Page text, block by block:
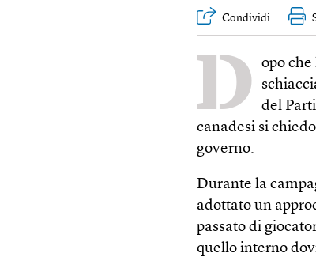
Condividi
D
opo
del
canadesi si
governo.
Durante la
adottato un
passato di
quello interno